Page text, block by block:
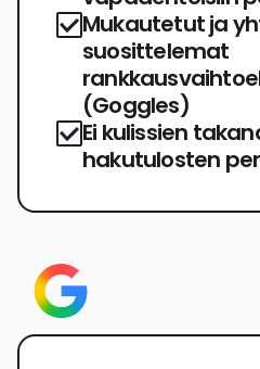
Mukautetut ja
suosittelemat
(Goggles)
Ei kulissien
hakutulosten